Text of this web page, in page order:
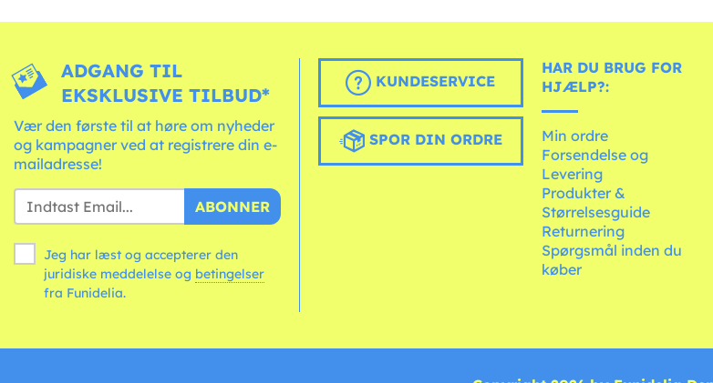
ADGANG TIL
EKSKLUSIVE TILBUD*
Vær den første til at høre om nyheder
og kampagner ved at registrere din e-
mailadresse!
ABONNER
Jeg har læst og accepterer den
juridiske meddelelse og betingelser
fra Funidelia.
KUNDESERVICE
SPOR DIN ORDRE
HAR DU BRUG FOR
HJÆLP?:
Min ordre
Forsendelse og
Levering
Produkter &
Størrelsesguide
Returnering
Spørgsmål inden du
køber